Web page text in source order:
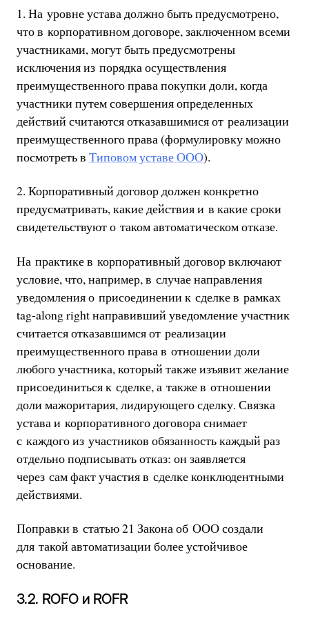
1. На уровне устава должно быть предусмотрено,
что в корпоративном договоре, заключенном всеми
участниками, могут быть предусмотрены
исключения из порядка осуществления
преимущественного права покупки доли, когда
участники путем совершения определенных
действий считаются отказавшимися от реализации
преимущественного права (формулировку можно
посмотреть в Типовом уставе ООО).
2. Корпоративный договор должен конкретно
предусматривать, какие действия и в какие сроки
свидетельствуют о таком автоматическом отказе.
На практике в корпоративный договор включают
условие, что, например, в случае направления
уведомления о присоединении к сделке в рамках
tag-along right направивший уведомление участник
считается отказавшимся от реализации
преимущественного права в отношении доли
любого участника, который также изъявит желание
присоединиться к сделке, а также в отношении
доли мажоритария, лидирующего сделку. Связка
устава и корпоративного договора снимает
с каждого из участников обязанность каждый раз
отдельно подписывать отказ: он заявляется
через сам факт участия в сделке конклюдентными
действиями.
Поправки в статью 21 Закона об ООО создали
для такой автоматизации более устойчивое
основание.
3.2. ROFO и ROFR